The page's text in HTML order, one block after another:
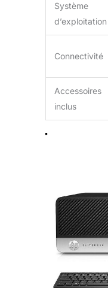
Système
d’exploitation
Connectivité
Accessoires
inclus